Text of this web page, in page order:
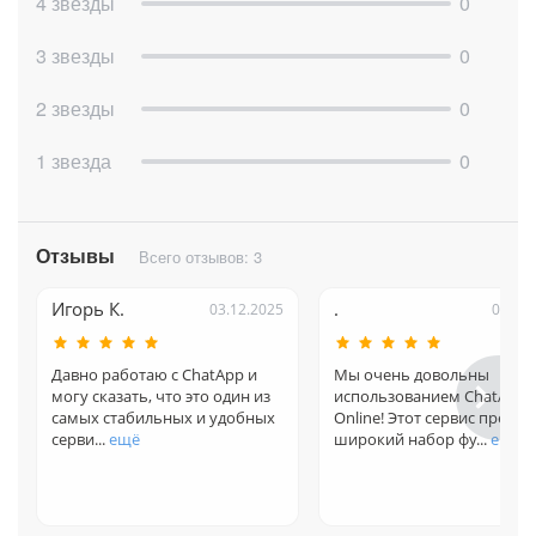
3 звезды
0
2 звезды
0
1 звезда
0
Отзывы Всего отзывов: 3
Игорь К. 03.12.2025
Давно работаю с ChatApp и
могу сказать, что это один из
самых стабильных и удобных
серви...ещё
.
Мы очень довольны
использованием ChatApp
Online! Этот сервис
широкий набор фу...ещё